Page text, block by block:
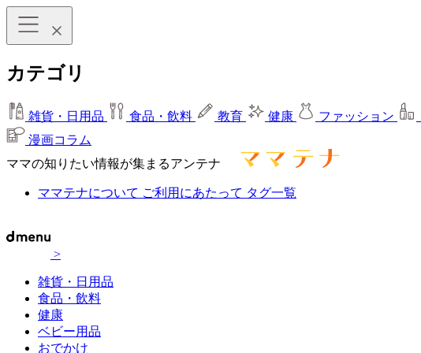
カテゴリ
雑貨・日用品 食品・飲料 教育 健康 ファッション
漫画コラム
ママの知りたい情報が集まるアンテナ
ママテナについて ご利用にあたって タグ一覧
>
雑貨・日用品
食品・飲料
健康
ベビー用品
おでかけ